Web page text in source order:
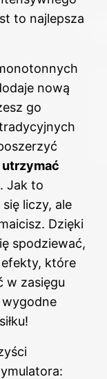
to najlepsza
nową
go
utrzymać
. Jak to
liczy, ale
Dzięki
spodziewać,
efekty, które
w zasięgu
wygodne